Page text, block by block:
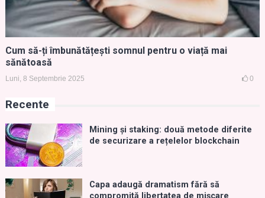
Cum să-ți îmbunătățești somnul pentru o viață mai
sănătoasă
Luni, 8 Septembrie 2025 0
Recente
Mining și staking: două metode diferite
de securizare a rețelelor blockchain
Capa adaugă dramatism fără să